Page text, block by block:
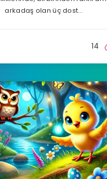
arkadaş olan üç dost…
14